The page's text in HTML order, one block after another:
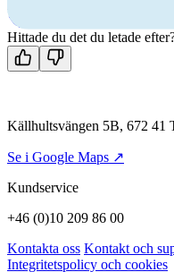
Kontakta oss
Hittade du det du letade
Källhultsvängen 5B, 672 41
Se i Google Maps ↗
Kundservice
+46 (0)10 209 86 00
Kontakta oss Kontakt och
Integritetspolicy och cookies